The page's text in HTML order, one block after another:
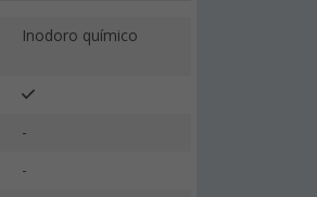
Inodoro químico
-
-